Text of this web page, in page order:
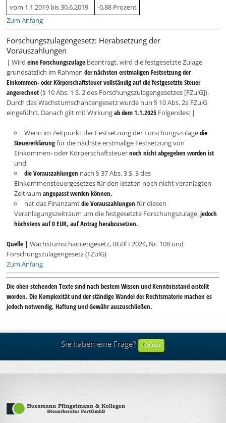
vom 1.1.2019 bis 30.6.2019
-0,88 Prozent
Zum Anfang
Forschungszulagengesetz: Herabsetzung der
Vorauszahlungen
| Wirdeine Forschungszulage beantragt, wird die festgesetzte Zulage
grundsätzlich im Rahmender nächsten erstmaligen Festsetzung der
Einkommen- oder Körperschaftsteuer vollständig auf die festgesetzte Steuer
angerechnet(§ 10 Abs. 1 S. 2 des Forschungszulagengesetzes [FZulG]).
Durch das Wachstumschancengesetz wurde nun § 10 Abs. 2a FZulG
eingeführt. Danach gilt mit Wirkungab dem 1.1.2025 Folgendes: |
Wenn im Zeitpunkt der Festsetzung der Forschungszulagedie
Steuererklärungfür die nächste erstmalige Festsetzung von
Einkommen- oder Körperschaftsteuernoch nicht abgegeben worden ist
und
die Vorauszahlungen nach § 37 Abs. 3 S. 3 des
Einkommensteuergesetzes für den letzten noch nicht veranlagten
Zeitraumangepasst werden können,
hat das Finanzamtdie Vorauszahlungen für diesen
Veranlagungszeitraum um die festgesetzte Forschungszulage,jedoch
höchstens auf 0 EUR, auf Antrag herabzusetzen.
Quelle | Wachstumschancengesetz, BGBl I 2024, Nr. 108 und
Forschungszulagengesetz (FZulG)
Zum Anfang
Die oben stehenden Texte sind nach bestem Wissen und Kenntnisstand erstellt
worden. Die Komplexität und der ständige Wandel der Rechtsmaterie machen es
jedoch notwendig, Haftung und Gewähr auszuschließen.
Sie haben eine Frage? Kontakt